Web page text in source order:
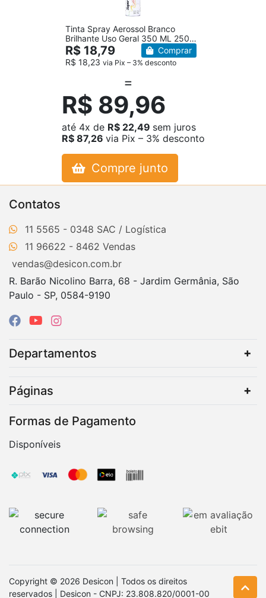
Tinta Spray Aerossol Branco
Brilhante Uso Geral 350 ML 250G
TekBond
R$ 18,79
R$ 18,23 via Pix – 3% desconto
Comprar
R$ 89,96
até 4x de R$ 22,49 sem juros
R$ 87,26 via Pix – 3% desconto
Compre junto
Contatos
11 5565 - 0348
11 96622 - 8462
vendas@desicon.com.br
R. Barão Nicolino Barra, 68 - Jardim Germânia, São
Paulo - SP, 0584-9190
Departamentos
Páginas
Formas de Pagamento
Disponíveis
Copyright © 2026 Desicon | Todos os direitos
reservados | Desicon - CNPJ: 23.808.820/0001-00